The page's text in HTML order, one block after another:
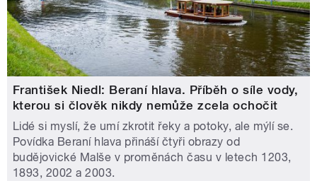
František Niedl: Beraní hlava. Příběh o síle vody,
kterou si člověk nikdy nemůže zcela ochočit
Lidé si myslí, že umí zkrotit řeky a potoky, ale mýlí se.
Povídka Beraní hlava přináší čtyři obrazy od
budějovické Malše v proměnách času v letech 1203,
1893, 2002 a 2003.